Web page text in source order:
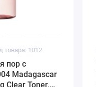
товара: 1012
пор с
Madagascar
Clear Toner,